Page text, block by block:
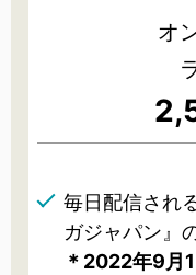
オ
毎日配信され
ガジャパン』
＊2022年9月